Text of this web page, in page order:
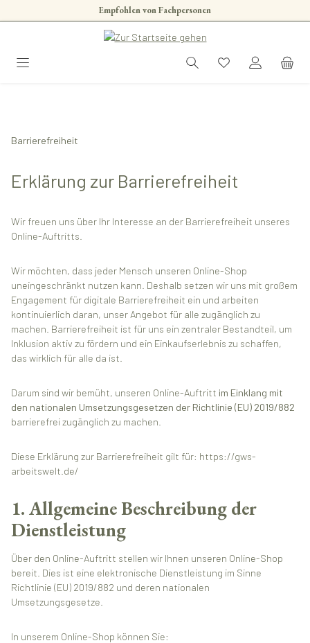
Zum Hauptinhalt springenEmpfohlen von Fachpersonen
Barrierefreiheit
Erklärung zur Barrierefreiheit
Wir freuen uns über Ihr Interesse an der Barrierefreiheit unseres
Online-Auftritts.
Wir möchten, dass jeder Mensch unseren Online-Shop
uneingeschränkt nutzen kann. Deshalb setzen wir uns mit großem
Engagement für digitale Barrierefreiheit ein und arbeiten
kontinuierlich daran, unser Angebot für alle zugänglich zu
machen. Barrierefreiheit ist für uns ein zentraler Bestandteil, um
Inklusion aktiv zu fördern und ein Einkaufserlebnis zu schaffen,
das wirklich für alle da ist.
Darum sind wir bemüht, unseren Online-Auftritt im Einklang mit
den nationalen Umsetzungsgesetzen der Richtlinie (EU) 2019/882
barrierefrei zugänglich zu machen.
Diese Erklärung zur Barrierefreiheit gilt für: https://gws-
arbeitswelt.de/
1. Allgemeine Beschreibung der
Dienstleistung
Über den Online-Auftritt stellen wir Ihnen unseren Online-Shop
bereit. Dies ist eine elektronische Dienstleistung im Sinne
Richtlinie (EU) 2019/882 und deren nationalen
Umsetzungsgesetze.
In unserem Online-Shop können Sie: